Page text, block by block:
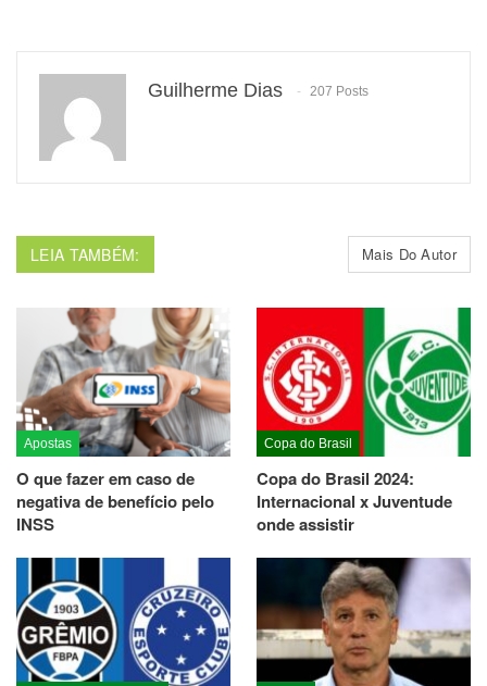
Guilherme Dias 207 Posts
LEIA TAMBÉM: Mais Do Autor
Apostas
O que fazer em caso de
negativa de benefício pelo
INSS
Copa do Brasil
Copa do Brasil 2024:
Internacional x Juventude
onde assistir